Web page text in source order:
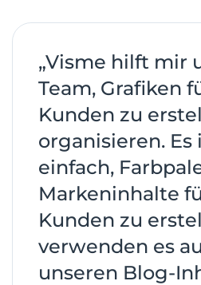
„Visme hilft mir
Team, Grafiken
Kunden zu
organisieren. Es
einfach,
Markeninhalte
Kunden zu
verwenden es
unseren Blog-